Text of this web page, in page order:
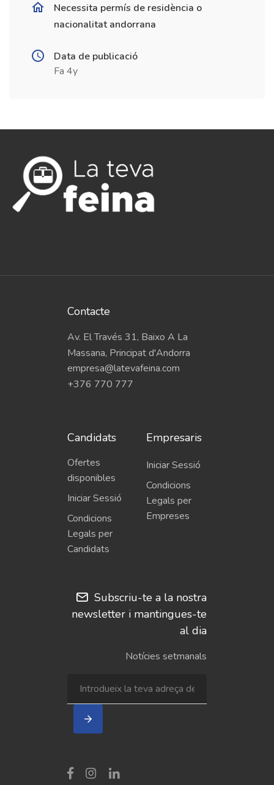
Necessita permís de residència o
nacionalitat andorrana
Data de publicació
Fa 4y
Contacte
Av. El Través 31, Baixo A La
Massana, Principat d'Andorra
empresa@latevafeina.com
+376 770 777
Candidats
Ofertes
disponibles
Iniciar Sessió
Condicions
Legals per
Candidats
Empresaris
Iniciar Sessió
Condicions
Legals per
Empreses
Subscriu-te a la nostra
newsletter i mantingues-te
al dia
Notícies setmanals